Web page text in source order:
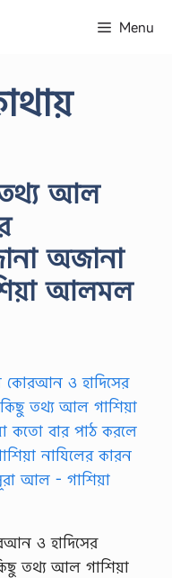
Menu
তথ্য আল
অজানা
আলমল
ও হাদিসের
তথ্য আল গাশিয়া